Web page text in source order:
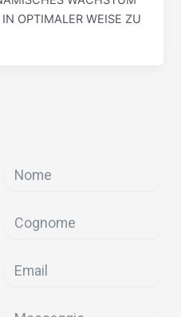
OPTIMALER WEISE ZU